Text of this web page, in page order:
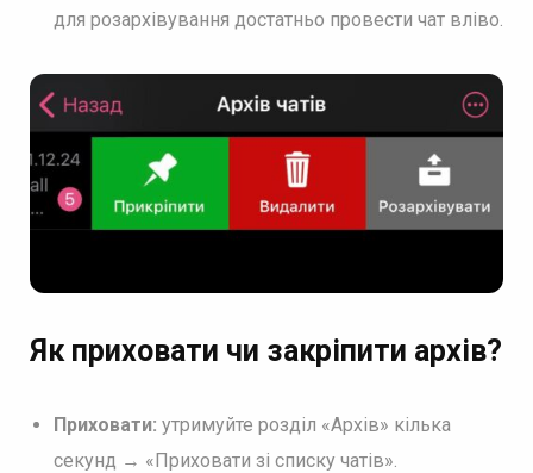
для розархівування достатньо провести чат вліво.
Як приховати чи закріпити архів?
Приховати: утримуйте розділ «Архів» кілька
секунд → «Приховати зі списку чатів».